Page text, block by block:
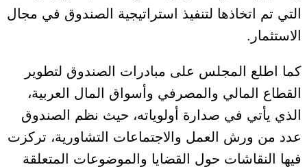
التي تم اتخاذها لتنفيذ استراتيجية الصندوق في مجال
الاستثمار.
كما اطلع المجلس على مبادرات الصندوق لتطوير
القطاع المالي والمصرفي وأسواق المال العربية،
الذي يأتي في صدارة أولوياته، حيث نظم الصندوق
عدد من ورش العمل والاجتماعات التشاورية، تركزت
فيها النقاشات حول القضايا والموضوعات المتعلقة